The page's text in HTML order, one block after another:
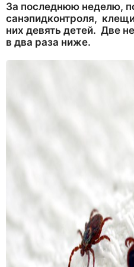
За последнюю неделю,
санэпидконтроля,
них девять детей. Две
в два раза ниже.